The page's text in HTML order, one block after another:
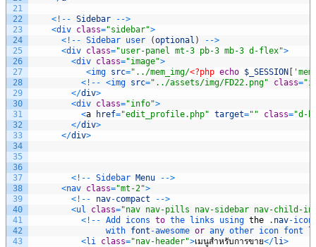
21
22
23
24
25
26
27
28
29
30
31
32
33
34
35
36
37
38
39
40
41
42
43
< ! -- Sidebar -->
<div class="sidebar">
< ! -- Sidebar user (optional ) -->
<div class="user-panel mt-3 pb-3 mb-3 d-flex">
<div class="image">
<img src="../mem_img/<?php echo $_SESSION [
< ! -- <img src="../assets/img/FD22.png" class=
</div>
<div class="info">
<a href="edit_profile.php" target="" class="d-
</div>
</div>
< ! -- Sidebar Menu -->
<nav class="mt-2">
< ! -- nav-compact -->
<ul class="nav nav-pills nav-sidebar nav-child-
< ! -- Add icons to the links using the . nav-
with font -awesome or any other icon font
<li class="nav-header">เมนูสำหรับการขาย</li>